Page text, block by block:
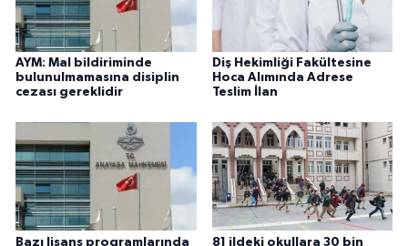
AYM: Mal bildiriminde
bulunulmamasına disiplin
cezası gereklidir
Diş Hekimliği Fakültesine
Hoca Alımında Adrese
Teslim İlan
Bazı lisans programlarında
81 ildeki okullara 30 bin